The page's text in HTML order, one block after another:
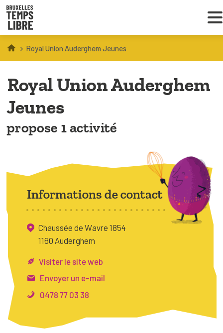
Infos parents
Droit au loisir
Coordinations ATL
VOUS CHERCHEZ DES ACTIVITÉS
À BRUXELLES
FAQ
Royal Union Auderghem Jeunes
Royal Union Auderghem
Jeunes
propose 1 activité
Informations de contact
Chaussée de Wavre 1854
1160 Auderghem
Visiter le site web
Envoyer un e-mail
0478 77 03 38